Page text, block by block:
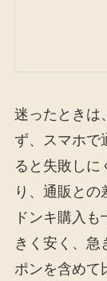
迷ったときは
ず、スマホで
ると失敗しに
り、通販と
ドンキ購入
きく安く、急
ポンを含めて